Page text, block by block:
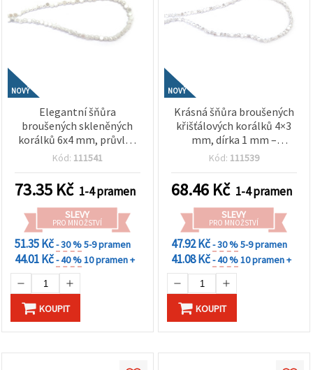
NOVÝ
Elegantní šňůra
broušených skleněných
korálků 6x4 mm, průvlek
1 mm – luxusní
s třpytivým AB efektem,
cca 100 ks
Kód: 111541
73.35 Kč 1-4 pramen
SLEVY
PRO MNOŽSTVÍ
51.35 Kč- 30 %5-9 pramen
44.01 Kč- 40 %10 pramen +
KOUPIT
NOVÝ
Krásná šňůra broušených
křišťálových korálků 4×3
mm, dírka 1 mm –
elegantní transparentní
efektem, cca 145 ks
Kód: 111539
68.46 Kč 1-4 pramen
SLEVY
PRO MNOŽSTVÍ
47.92 Kč- 30 %5-9 pramen
41.08 Kč- 40 %10 pramen +
KOUPIT